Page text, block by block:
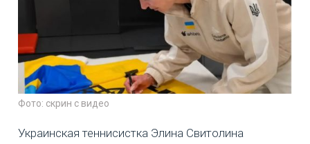
Фото: скрин с видео
Украинская теннисистка Элина Свитолина